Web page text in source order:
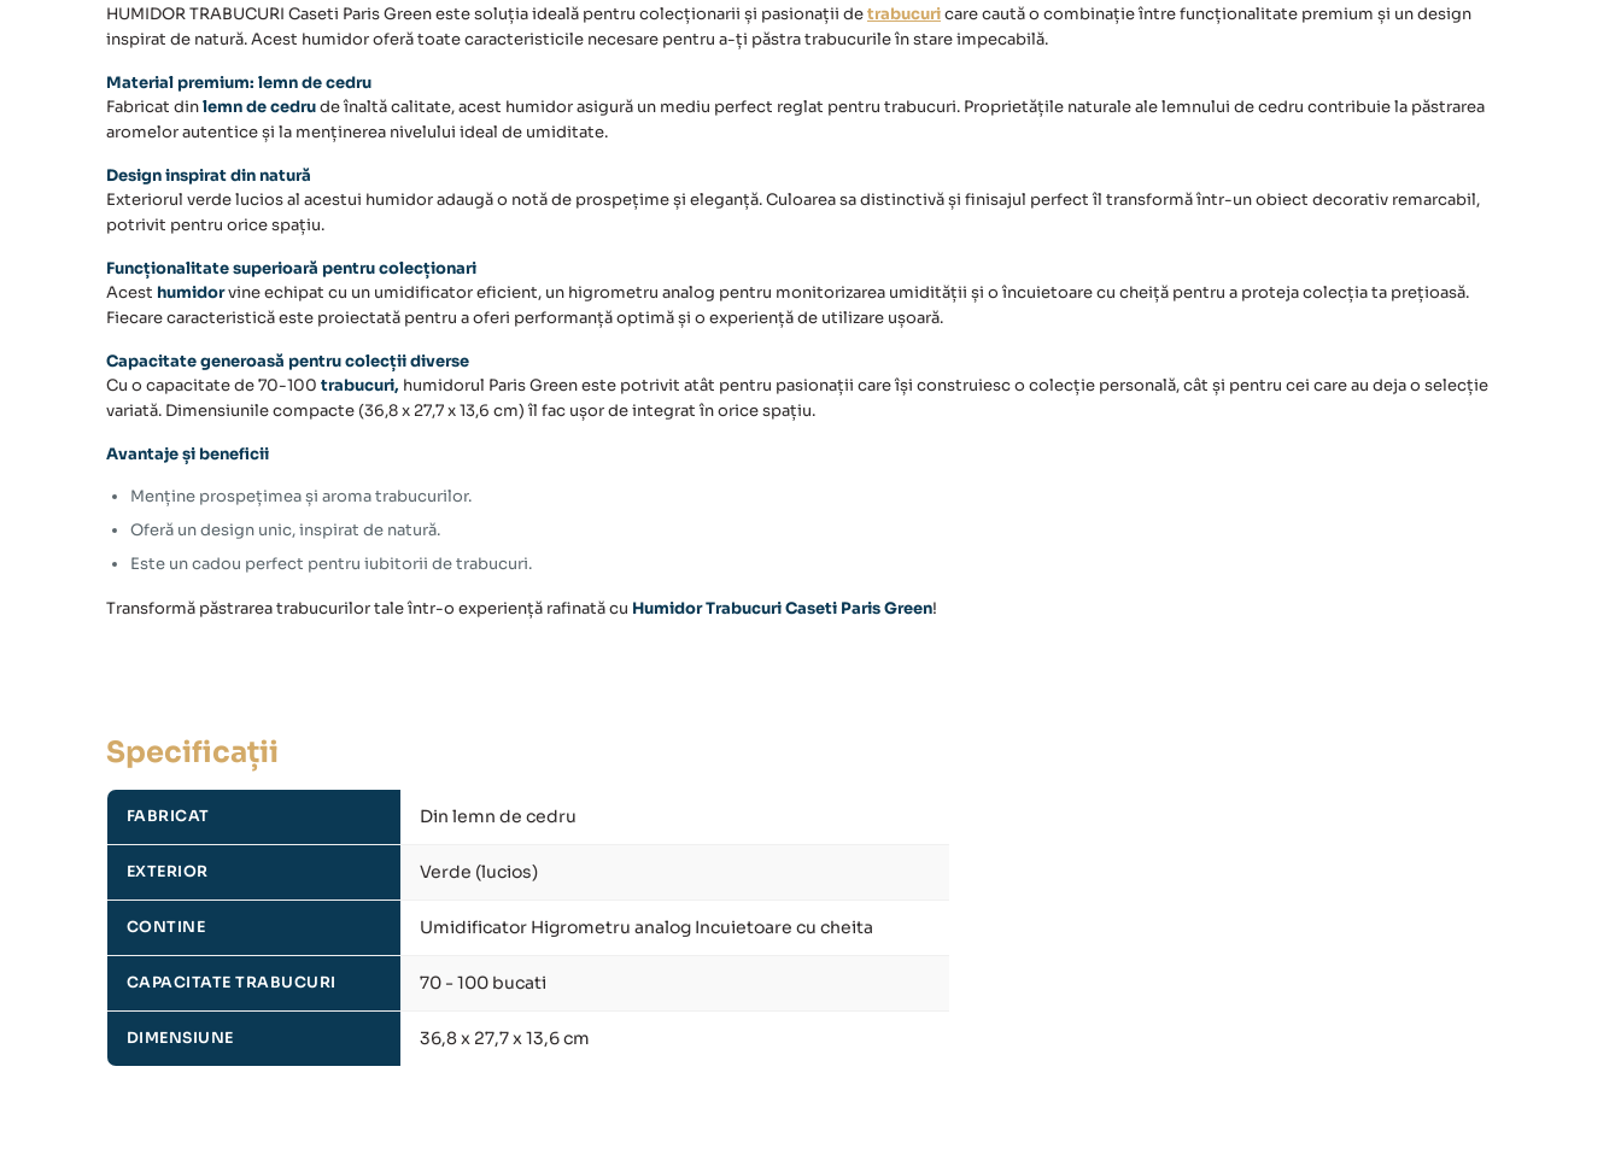
HUMIDOR TRABUCURI Caseti Paris Green este soluția ideală pentru colecționarii și pasionații detrabucuricare caută o combinație între funcționalitate premium și un design
inspirat de natură. Acest humidor oferă toate caracteristicile necesare pentru a-ți păstra trabucurile în stare impecabilă.
Material premium: lemn de cedru
Fabricat dinlemn de cedrude înaltă calitate, acest humidor asigură un mediu perfect reglat pentru trabucuri. Proprietățile naturale ale lemnului de cedru contribuie la păstrarea
aromelor autentice și la menținerea nivelului ideal de umiditate.
Design inspirat din natură
Exteriorul verde lucios al acestui humidor adaugă o notă de prospețime și eleganță. Culoarea sa distinctivă și finisajul perfect îl transformă într-un obiect decorativ remarcabil,
potrivit pentru orice spațiu.
Funcționalitate superioară pentru colecționari
Acest humidorvine echipat cu un umidificator eficient, un higrometru analog pentru monitorizarea umidității și o încuietoare cu cheiță pentru a proteja colecția ta prețioasă.
Fiecare caracteristică este proiectată pentru a oferi performanță optimă și o experiență de utilizare ușoară.
Capacitate generoasă pentru colecții diverse
Cu o capacitate de 70-100 trabucuri, humidorul Paris Green este potrivit atât pentru pasionații care își construiesc o colecție personală, cât și pentru cei care au deja o selecție
variată. Dimensiunile compacte (36,8 x 27,7 x 13,6 cm) îl fac ușor de integrat în orice spațiu.
Avantaje și beneficii
Menține prospețimea și aroma trabucurilor.
Oferă un design unic, inspirat de natură.
Este un cadou perfect pentru iubitorii detrabucuri.
Transformă păstrarea trabucurilor tale într-o experiență rafinată cu Humidor Trabucuri Caseti Paris Green!
Specificații
FABRICAT Din lemn de cedru
EXTERIOR Verde (lucios)
CONTINE Umidificator Higrometru analog Incuietoare cu cheita
CAPACITATE TRABUCURI 70 - 100 bucati
DIMENSIUNE 36,8 x 27,7 x 13,6 cm